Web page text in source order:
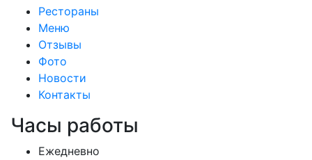
Рестораны
Меню
Отзывы
Фото
Новости
Контакты
Часы работы
Ежедневно